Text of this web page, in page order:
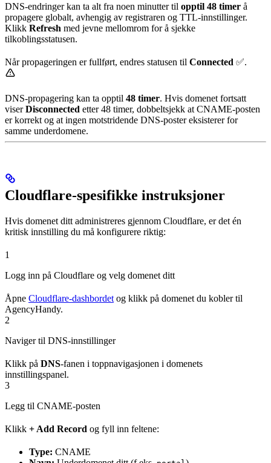
DNS-endringer kan ta alt fra noen minutter til opptil 48 timer å
propagere globalt, avhengig av registraren og TTL-innstillinger.
Klikk Refresh med jevne mellomrom for å sjekke
tilkoblingsstatusen.
Når propageringen er fullført, endres statusen til Connected ✅.
DNS-propagering kan ta opptil 48 timer. Hvis domenet fortsatt
viserDisconnected etter 48 timer, dobbeltsjekk at CNAME-posten
er korrekt og at ingen motstridende DNS-poster eksisterer for
samme underdomene.
Cloudflare-spesifikke instruksjoner
Hvis domenet ditt administreres gjennom Cloudflare, er det én
kritisk innstilling du må konfigurere riktig:
1
Logg inn på Cloudflare og velg domenet ditt
Åpne Cloudflare-dashbordet og klikk på domenet du kobler til
AgencyHandy.
2
Naviger til DNS-innstillinger
Klikk på DNS-fanen i toppnavigasjonen i domenets
innstillingspanel.
3
Legg til CNAME-posten
Klikk + Add Record og fyll inn feltene:
Type: CNAME